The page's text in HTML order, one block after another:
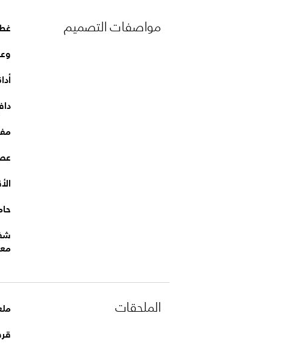
مواصفات التصميم
الملحقات